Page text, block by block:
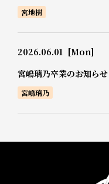
宮地樹
2026.06.01 [Mon]
宮嶋璃乃卒業のお知らせ
宮嶋璃乃